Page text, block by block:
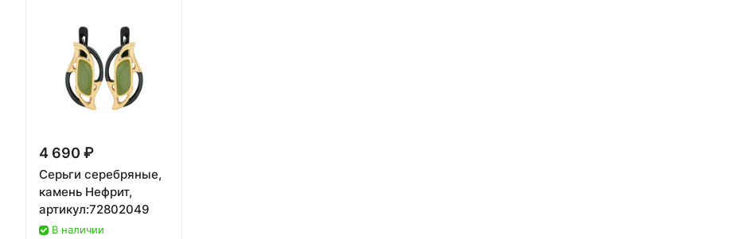
4 690 ₽
Серьги серебряные,
камень Нефрит,
артикул:72802049
В наличии